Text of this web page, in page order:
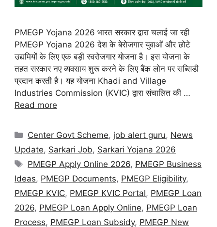
PMEGP Yojana 2026 भारत सरकार द्वारा चलाई जा रही
PMEGP Yojana 2026 देश के बेरोजगार युवाओं और छोटे
उद्यमियों के लिए एक बड़ी स्वरोजगार योजना है। इस योजना के
तहत सरकार नए व्यवसाय शुरू करने के लिए बैंक लोन पर सब्सिडी
प्रदान करती है। यह योजना Khadi and Village
Industries Commission (KVIC) द्वारा संचालित की …
Read more
Center Govt Scheme, job alert guru, News
Update, Sarkari Job, Sarkari Yojana 2026
PMEGP Apply Online 2026, PMEGP Business
Ideas, PMEGP Documents, PMEGP Eligibility,
PMEGP KVIC, PMEGP KVIC Portal, PMEGP Loan
2026, PMEGP Loan Apply Online, PMEGP Loan
Process, PMEGP Loan Subsidy, PMEGP New